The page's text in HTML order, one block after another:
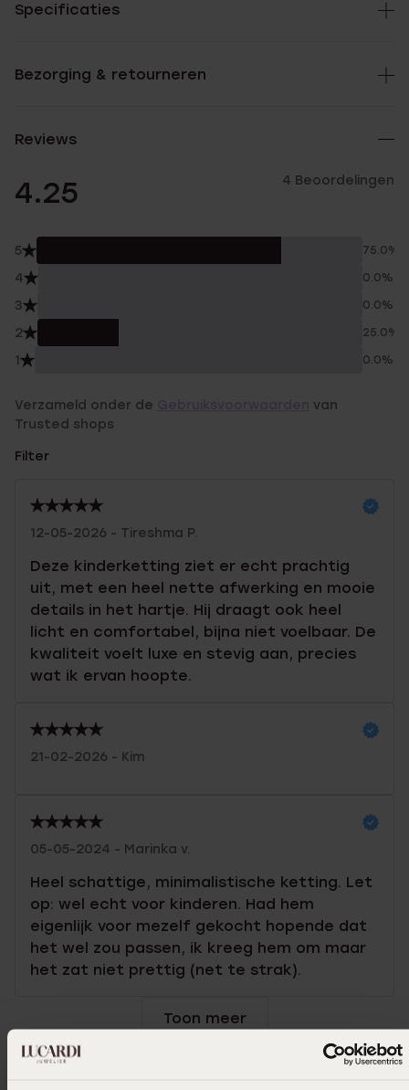
Specificaties
Bezorging & retourneren
Reviews
4.25 4 Beoordelingen
5 75.0%
4 0.0%
3 0.0%
2 25.0%
1 0.0%
Verzameld onder de
van
Trusted shops
Filter
12-05-2026 - Tireshma P.
Deze kinderketting ziet er echt prachtig
uit, met een heel nette afwerking en mooie
details in het hartje. Hij draagt ook heel
licht en comfortabel, bijna niet voelbaar. De
kwaliteit voelt luxe en stevig aan, precies
wat ik ervan hoopte.
21-02-2026 - Kim
05-05-2024 - Marinka v.
Heel schattige, minimalistische ketting. Let
op: wel echt voor kinderen. Had hem
eigenlijk voor mezelf gekocht hopende dat
het wel zou passen, ik kreeg hem om maar
het zat niet prettig (net te strak).
Toon meer